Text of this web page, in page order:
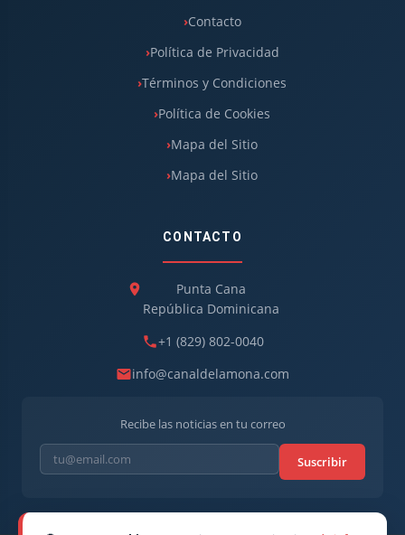
Contacto
Política de Privacidad
Términos y Condiciones
Política de Cookies
Mapa del Sitio
Mapa del Sitio
CONTACTO
Punta Cana
República Dominicana
+1 (829) 802-0040
info@canaldelamona.com
Recibe las noticias en tu correo
Suscribir